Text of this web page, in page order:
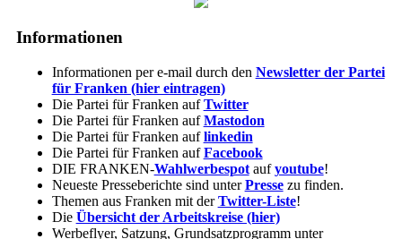
Informationen
Informationen per e-mail durch den Newsletter der Partei
für Franken (hier eintragen)
Die Partei für Franken aufTwitter
Die Partei für Franken aufMastodon
Die Partei für Franken auflinkedin
Die Partei für Franken aufFacebook
DIE FRANKEN-Wahlwerbespotaufyoutube!
Neueste Presseberichte sind unterPressezu finden.
Themen aus Franken mit derTwitter-Liste!
Die Übersicht der Arbeitskreise (hier)
Werbeflyer, Satzung, Grundsatzprogramm unter